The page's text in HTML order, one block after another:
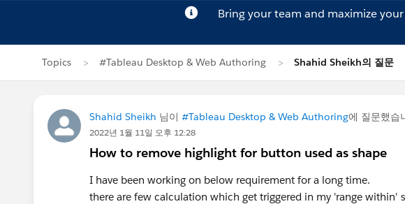
Bring your team and maximize
Topics #Tableau Desktop & Web Authoring Shahid Sheikh의 질문
Shahid Sheikh 님이 #Tableau Desktop & Web Authoring에 질문했습
2022년 1월 11일 오후 12:28
How to remove highlight for button used as shape
I have been working on below requirement for a long time.
there are few calculation which get triggered in my 'range